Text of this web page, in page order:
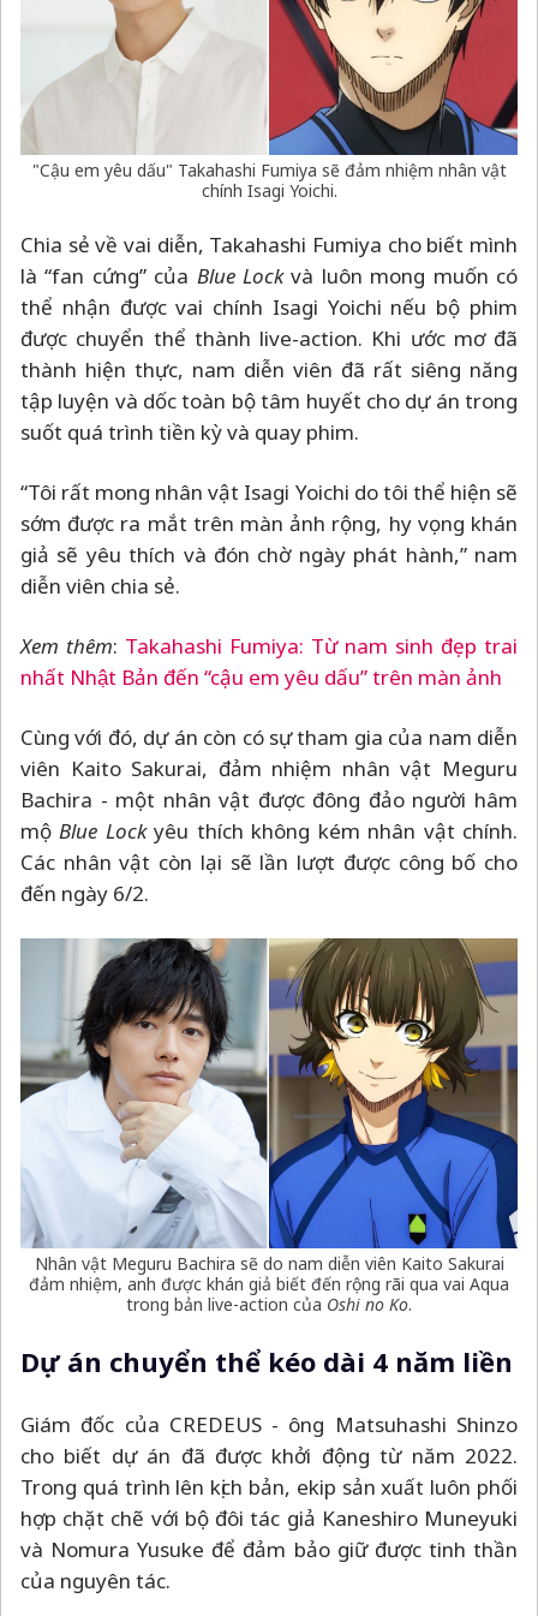
"Cậu em yêu dấu" Takahashi Fumiya sẽ đảm nhiệm nhân vật
chính Isagi Yoichi.
Chia sẻ về vai diễn, Takahashi Fumiya cho biết mình
là “fan cứng” của Blue Lockvà luôn mong muốn có
thể nhận được vai chính Isagi Yoichi nếu bộ phim
được chuyển thể thành live-action. Khi ước mơ đã
thành hiện thực, nam diễn viên đã rất siêng năng
tập luyện và dốc toàn bộ tâm huyết cho dự án trong
suốt quá trình tiền kỳ và quay phim.
“Tôi rất mong nhân vật Isagi Yoichi do tôi thể hiện sẽ
sớm được ra mắt trên màn ảnh rộng, hy vọng khán
giả sẽ yêu thích và đón chờ ngày phát hành,” nam
diễn viên chia sẻ.
Xem thêm: Takahashi Fumiya: Từ nam sinh đẹp trai
nhất Nhật Bản đến “cậu em yêu dấu” trên màn ảnh
Cùng với đó, dự án còn có sự tham gia của nam diễn
viên Kaito Sakurai, đảm nhiệm nhân vật Meguru
Bachira - một nhân vật được đông đảo người hâm
mộBlue Lockyêu thích không kém nhân vật chính.
Các nhân vật còn lại sẽ lần lượt được công bố cho
đến ngày 6/2.
Nhân vật Meguru Bachira sẽ do nam diễn viên Kaito Sakurai
đảm nhiệm, anh được khán giả biết đến rộng rãi qua vai Aqua
trong bản live-action của Oshi no Ko.
Dự án chuyển thể kéo dài 4 năm liền
Giám đốc của CREDEUS - ông Matsuhashi Shinzo
cho biết dự án đã được khởi động từ năm 2022.
Trong quá trình lên kịch bản, ekip sản xuất luôn phối
hợp chặt chẽ với bộ đôi tác giả Kaneshiro Muneyuki
và Nomura Yusuke để đảm bảo giữ được tinh thần
của nguyên tác.